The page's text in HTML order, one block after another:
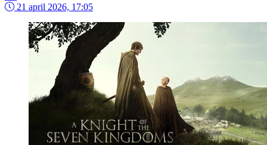
21 april 2026, 17:05